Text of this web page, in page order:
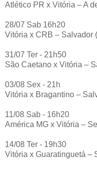
Atlético PR x Vitória – A
28/07 Sab 16h20
Vitória x CRB – Salvador
31/07 Ter - 21h50
São Caetano x Vitória –
03/08 Sex - 21h
Vitória x Bragantino –
11/08 Sab - 16h20
América MG x Vitória –
14/08 Ter - 19h30
Vitória x Guaratinguetá –